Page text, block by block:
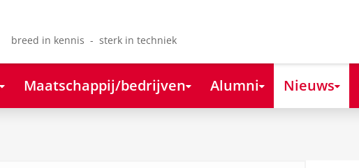
breed in kennis - sterk in techniek
Maatschappij/bedrijven Alumni Nieuws